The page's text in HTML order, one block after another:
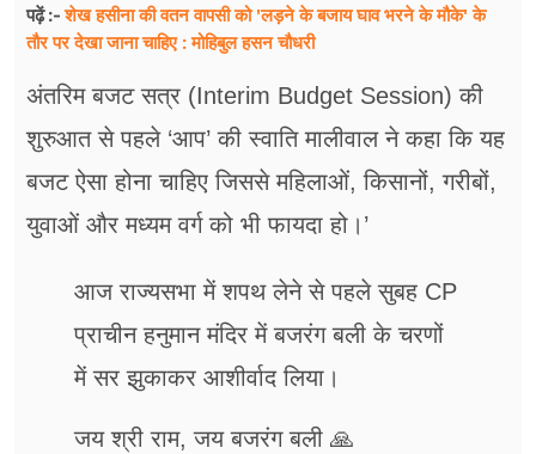
पढ़ें :-शेख हसीना की वतन वापसी को 'लड़ने के बजाय घाव भरने के मौके' के
तौर पर देखा जाना चाहिए : मोहिबुल हसन चौधरी
अंतरिम बजट सत्र (Interim Budget Session) की
शुरुआत से पहले ‘आप’ की स्वाति मालीवाल ने कहा कि यह
बजट ऐसा होना चाहिए जिससे महिलाओं, किसानों, गरीबों,
युवाओं और मध्यम वर्ग को भी फायदा हो।’
आज राज्यसभा में शपथ लेने से पहले सुबह CP
प्राचीन हनुमान मंदिर में बजरंग बली के चरणों
में सर झुकाकर आशीर्वाद लिया।
जय श्री राम, जय बजरंग बली 🙏